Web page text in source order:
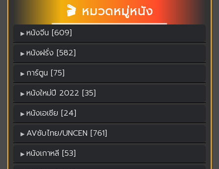
🎬 หมวดหมู่หนัง
หนังจีน [609]
หนังฝรั่ง [582]
การ์ตูน [75]
หนังใหม่ปี 2022 [35]
หนังเอเชีย [24]
AVซับไทย/UNCEN [761]
หนังเกาหลี [53]